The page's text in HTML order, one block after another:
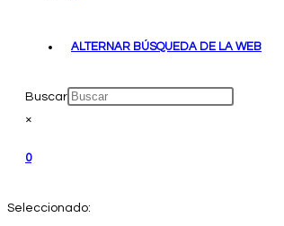
ALTERNAR BÚSQUEDA DE LA WEB
Buscar
×
0
Seleccionado: